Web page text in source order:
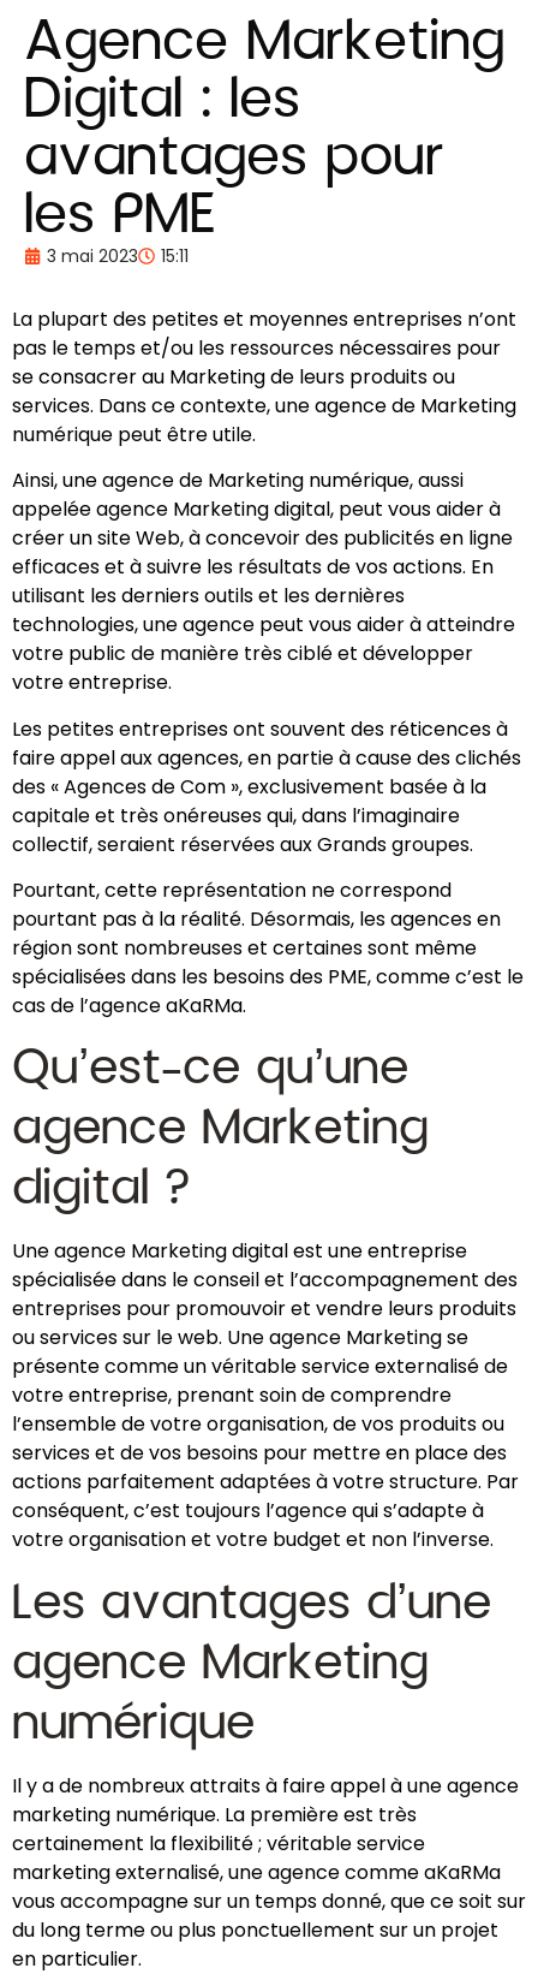
Agence Marketing
Digital : les
avantages pour
les PME
3 mai 2023 15:11
La plupart des petites et moyennes entreprises n’ont
pas le temps et/ou les ressources nécessaires pour
se consacrer au Marketing de leurs produits ou
services. Dans ce contexte, une agence de Marketing
numérique peut être utile.
Ainsi, une agence de Marketing numérique, aussi
appelée agence Marketing digital, peut vous aider à
créer un site Web, à concevoir des publicités en ligne
efficaces et à suivre les résultats de vos actions. En
utilisant les derniers outils et les dernières
technologies, une agence peut vous aider à atteindre
votre public de manière très ciblé et développer
votre entreprise.
Les petites entreprises ont souvent des réticences à
faire appel aux agences, en partie à cause des clichés
des « Agences de Com », exclusivement basée à la
capitale et très onéreuses qui, dans l’imaginaire
collectif, seraient réservées aux Grands groupes.
Pourtant, cette représentation ne correspond
pourtant pas à la réalité. Désormais, les agences en
région sont nombreuses et certaines sont même
spécialisées dans les besoins des PME, comme c’est le
cas de l’agence aKaRMa.
Qu’est-ce qu’une
agence Marketing
digital ?
Une agence Marketing digital est une entreprise
spécialisée dans le conseil et l’accompagnement des
entreprises pour promouvoir et vendre leurs produits
ou services sur le web. Une agence Marketing se
présente comme un véritable service externalisé de
votre entreprise, prenant soin de comprendre
l’ensemble de votre organisation, de vos produits ou
services et de vos besoins pour mettre en place des
actions parfaitement adaptées à votre structure. Par
conséquent, c’est toujours l’agence qui s’adapte à
votre organisation et votre budget et non l’inverse.
Les avantages d’une
agence Marketing
numérique
Il y a de nombreux attraits à faire appel à une agence
marketing numérique. La première est très
certainement la flexibilité ; véritable service
marketing externalisé, une agence comme aKaRMa
vous accompagne sur un temps donné, que ce soit sur
du long terme ou plus ponctuellement sur un projet
en particulier.